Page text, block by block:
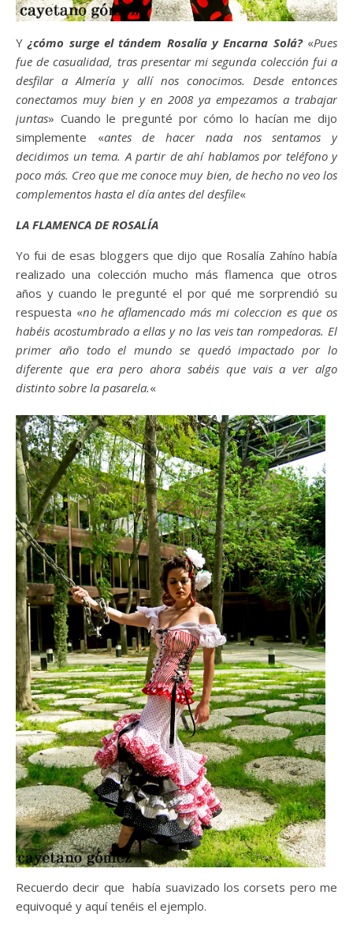
Y¿cómo surge el tándem Rosalía y Encarna Solá?«Pues
fue de casualidad, tras presentar mi segunda colección fui a
desfilar a Almería y allí nos conocimos. Desde entonces
conectamos muy bien y en 2008 ya empezamos a trabajar
juntas» Cuando le pregunté por cómo lo hacían me dijo
simplemente «antes de hacer nada nos sentamos y
decidimos un tema. A partir de ahí hablamos por teléfono y
poco más. Creo que me conoce muy bien, de hecho no veo los
complementos hasta el día antes del desfile«
LA FLAMENCA DE ROSALÍA
Yo fui de esas bloggers que dijo que Rosalía Zahíno había
realizado una colección mucho más flamenca que otros
años y cuando le pregunté el por qué me sorprendió su
respuesta «no he aflamencado más mi coleccion es que os
habéis acostumbrado a ellas y no las veis tan rompedoras. El
primer año todo el mundo se quedó impactado por lo
diferente que era pero ahora sabéis que vais a ver algo
distinto sobre la pasarela.«
Recuerdo decir que había suavizado los corsets pero me
equivoqué y aquí tenéis el ejemplo.